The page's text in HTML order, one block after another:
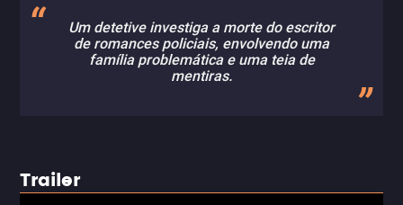
Um detetive investiga a morte do escritor
de romances policiais, envolvendo uma
família problemática e uma teia de
mentiras.
Trailer